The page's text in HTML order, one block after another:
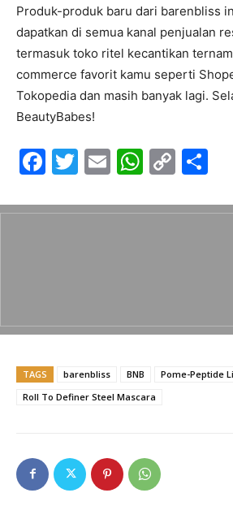
Produk-produk baru dari barenbliss
dapatkan di semua kanal penjualan
termasuk toko ritel kecantikan
commerce favorit kamu seperti
Tokopedia dan masih banyak lagi.
BeautyBabes!
F
c
o
k
T
itt
E
ai
W
at
p
C
p
k
ar
TAGS barenbliss BNB
Pome-Peptide
Roll To Definer Steel Mascara